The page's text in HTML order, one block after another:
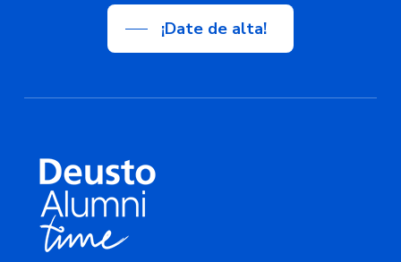
¡Date de alta!